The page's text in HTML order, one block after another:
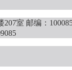
室 邮编：